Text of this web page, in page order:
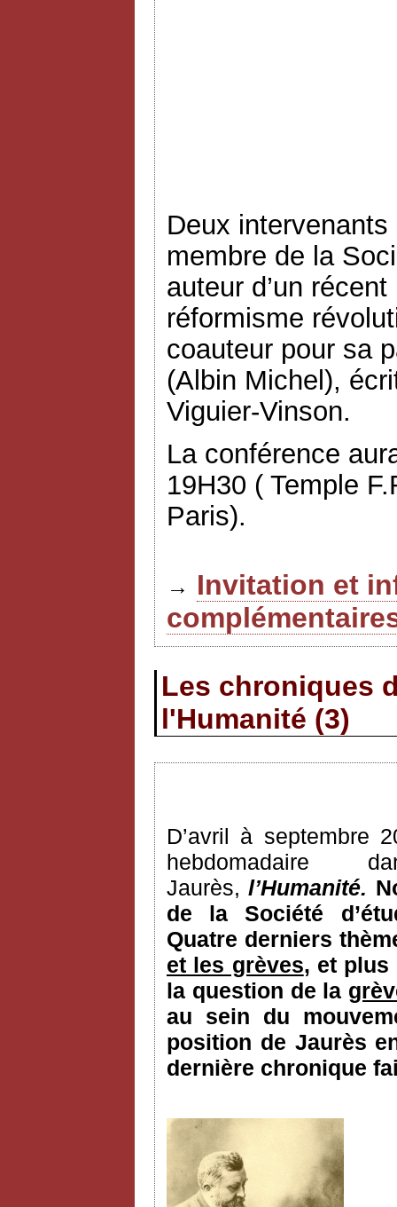
Deux
membre de la
auteur d’un
réformisme
coauteur pour sa
(Albin Michel),
Viguier-Vinson.
La conférence
19H30 ( Temple
Paris).
→ Invitation et
Les chroniques
l'Humanité (3)
D’avril à septembre
Jaurès, l’Humanité.
de la Société
Quatre derniers
et les grèves, et plus
la question de la
au sein du
position de Jaurès
dernière chronique